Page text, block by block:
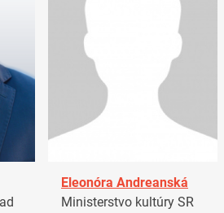
Eleonóra Andreanská
Ministerstvo kultúry SR